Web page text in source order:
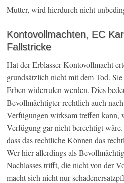
Mutter, wird hierdurch nicht
Kontovollmachten, EC
Fallstricke
Hat der Erblasser Kontovollmacht
grundsätzlich nicht mit dem Tod.
Erben widerrufen werden. Dies
Bevollmächtigter rechtlich auch
Verfügungen wirksam treffen kann,
Verfügung gar nicht berechtigt
dass das rechtliche Können das
Wer hier allerdings als
Nachlasses trifft, die nicht von der
macht sich nicht nur